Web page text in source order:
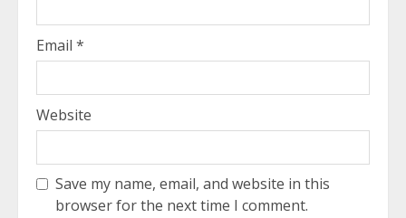
Email *
Website
Save my name, email, and website in this
browser for the next time I comment.